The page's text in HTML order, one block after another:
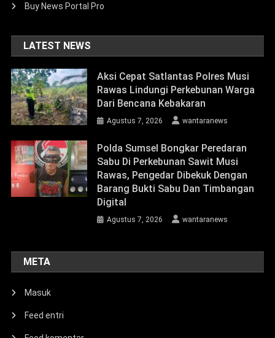
Buy News Portal Pro
LATEST NEWS
Aksi Cepat Satlantas Polres Musi
Rawas Lindungi Perkebunan Warga
Dari Bencana Kebakaran
Agustus 7, 2026 wantaranews
Polda Sumsel Bongkar Peredaran
Sabu Di Perkebunan Sawit Musi
Rawas, Pengedar Dibekuk Dengan
Barang Bukti Sabu Dan Timbangan
Digital
Agustus 7, 2026 wantaranews
META
Masuk
Feed entri